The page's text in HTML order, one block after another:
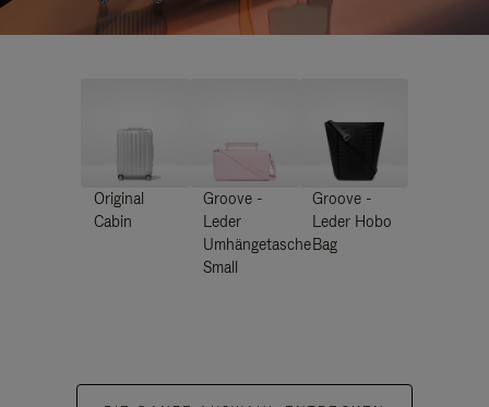
Original
Cabin
Groove -
Leder
Umhängetasche
Small
Groove -
Leder Hobo
Bag